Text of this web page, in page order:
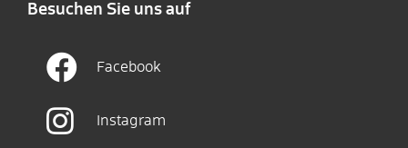
Besuchen Sie uns auf
Facebook
Instagram